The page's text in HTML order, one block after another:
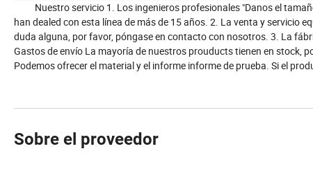
Nuestro servicio 1. Los ingenieros profesionales "Danos el
han dealed con esta línea de más de 15 años. 2. La venta y servicio
duda alguna, por favor, póngase en contacto con nosotros. 3. La
Gastos de envío La mayoría de nuestros prouducts tienen en stock,
Podemos ofrecer el material y el informe informe de prueba. Si el
Sobre el proveedor